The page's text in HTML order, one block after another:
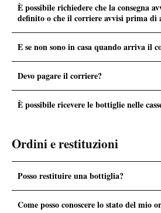
È possibile richiedere che la consegna
definito o che il corriere avvisi prima di
E se non sono in casa quando arriva il
Devo pagare il corriere?
È possibile ricevere le bottiglie nelle
Ordini e restituzioni
Posso restituire una bottiglia?
Come posso conoscere lo stato del mio